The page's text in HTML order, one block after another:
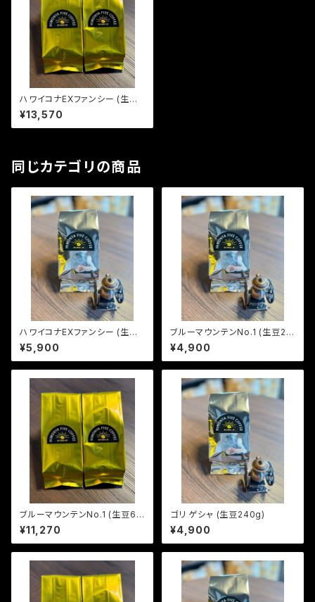
ハワイコナEXファンシー (生豆6
00g)
¥13,570
同じカテゴリの商品
ハワイコナEXファンシー (生豆2
40g)
¥5,900
ブルーマウンテンNo.1 (生豆24
0g)
¥4,900
ブルーマウンテンNo.1 (生豆60
0g)
¥11,270
ゴリ ゲシャ (生豆240g)
¥4,900